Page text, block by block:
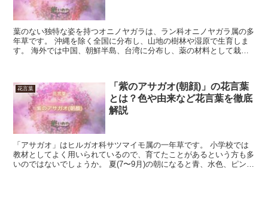
葉のない独特な姿を持つオニノヤガラは、ラン科オニノヤガラ属の多
年草です。 沖縄を除く全国に分布し、山地の樹林や湿原で生育しま
す。 海外では中国、朝鮮半島、台湾に分布し、薬の材料として栽培
花言葉
「紫のアサガオ(朝顔)」の花言葉
とは？色や由来など花言葉を徹底
解説
「アサガオ」はヒルガオ科サツマイモ属の一年草です。 小学校では
教材としてよく用いられているので、育てたことがあるという方も多
いのではないでしょうか。 夏(7〜9月)の朝になると青、水色、ピン